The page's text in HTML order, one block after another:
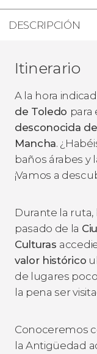
DESCRIPCIÓN
Itinerario
A la hora
de Toledo para
desconocida
Mancha.
baños árabes y
¡Vamos a
Durante la
pasado de la
Culturas
valor histórico
de lugares
la pena ser
Conoceremos
la Antigüedad